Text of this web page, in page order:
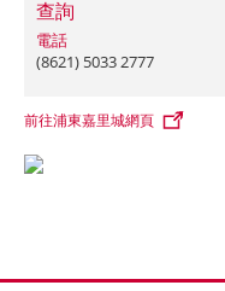
查詢
電話
(8621) 5033 2777
前往浦東嘉里城網頁